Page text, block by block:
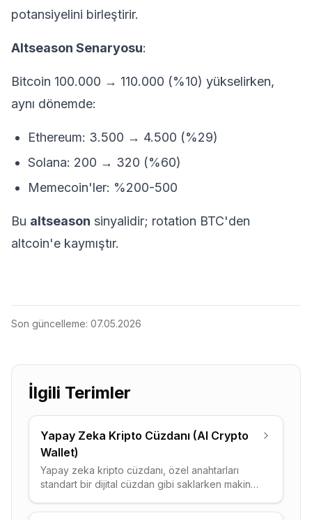
potansiyelini birleştirir.
Altseason Senaryosu:
Bitcoin 100.000 → 110.000 (%10) yükselirken,
aynı dönemde:
Ethereum: 3.500 → 4.500 (%29)
Solana: 200 → 320 (%60)
Memecoin'ler: %200-500
Bu altseason sinyalidir; rotation BTC'den
altcoin'e kaymıştır.
Son güncelleme: 07.05.2026
İlgili Terimler
Yapay Zeka Kripto Cüzdanı (AI Crypto
Wallet)
Yapay zeka kripto cüzdanı, özel anahtarları
standart bir dijital cüzdan gibi saklarken makine
otomatikleştiren, dolandırıcılığı gerçek zamanlı